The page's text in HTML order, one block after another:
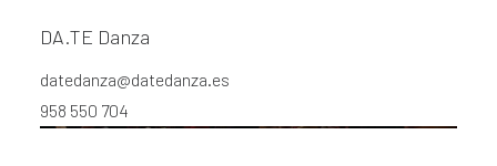
DA.TE Danza
datedanza@datedanza.es
958 550 704